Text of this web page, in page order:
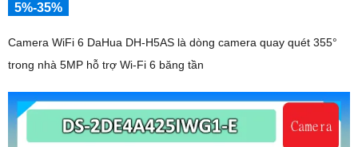
5%-35%
Camera WiFi 6 DaHua DH-H5AS là dòng camera quay quét 355°
trong nhà 5MP hỗ trợ Wi-Fi 6 băng tần